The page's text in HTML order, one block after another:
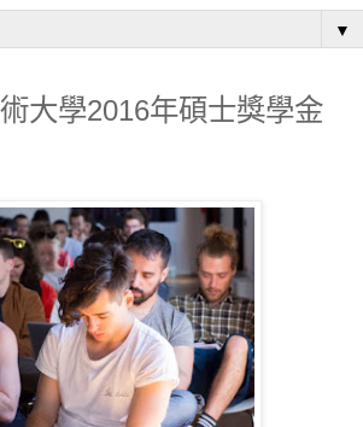
▼
大學2016年碩士獎學金